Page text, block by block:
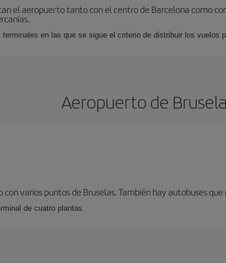
el aeropuerto tanto con el centro de Barcelona como
en las que se sigue el criterio de distribuir los vuelos
Aeropuerto de
varios puntos de Bruselas. También hay autobuses
de cuatro plantas.